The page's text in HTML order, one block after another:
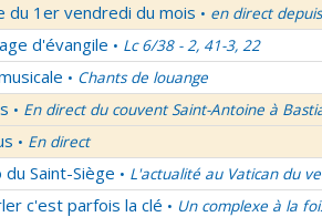
du 1er vendredi du mois • en direct
d'évangile • Lc 6/38 - 2, 41-3, 22
• Chants de louange
• En direct du couvent Saint-Antoine à
• En direct
du Saint-Siège • L'actualité au Vatican du
c'est parfois la clé • Un complexe à la